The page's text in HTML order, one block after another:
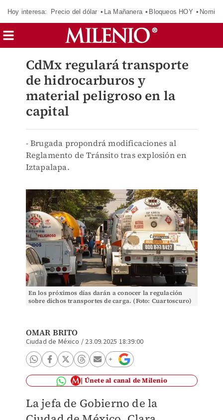
Hoy interesa: Precio del dólar La Mañanera Bloqueos HOY
CdMx regulará transporte
de hidrocarburos y
material peligroso en la
capital
- Brugada propondrá modificaciones al
Reglamento de Tránsito tras explosión en
Iztapalapa.
En los próximos días darán a conocer la regulación
sobre dichos transportes de carga. (Foto: Cuartoscuro)
OMAR BRITO
Ciudad de México / 23.09.2025 18:39:00
Únete al canal de Milenio
La jefa de Gobierno de la